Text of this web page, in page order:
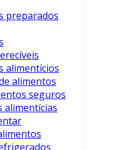
preparados
alimentícios
alimentos
seguros
alimentícias